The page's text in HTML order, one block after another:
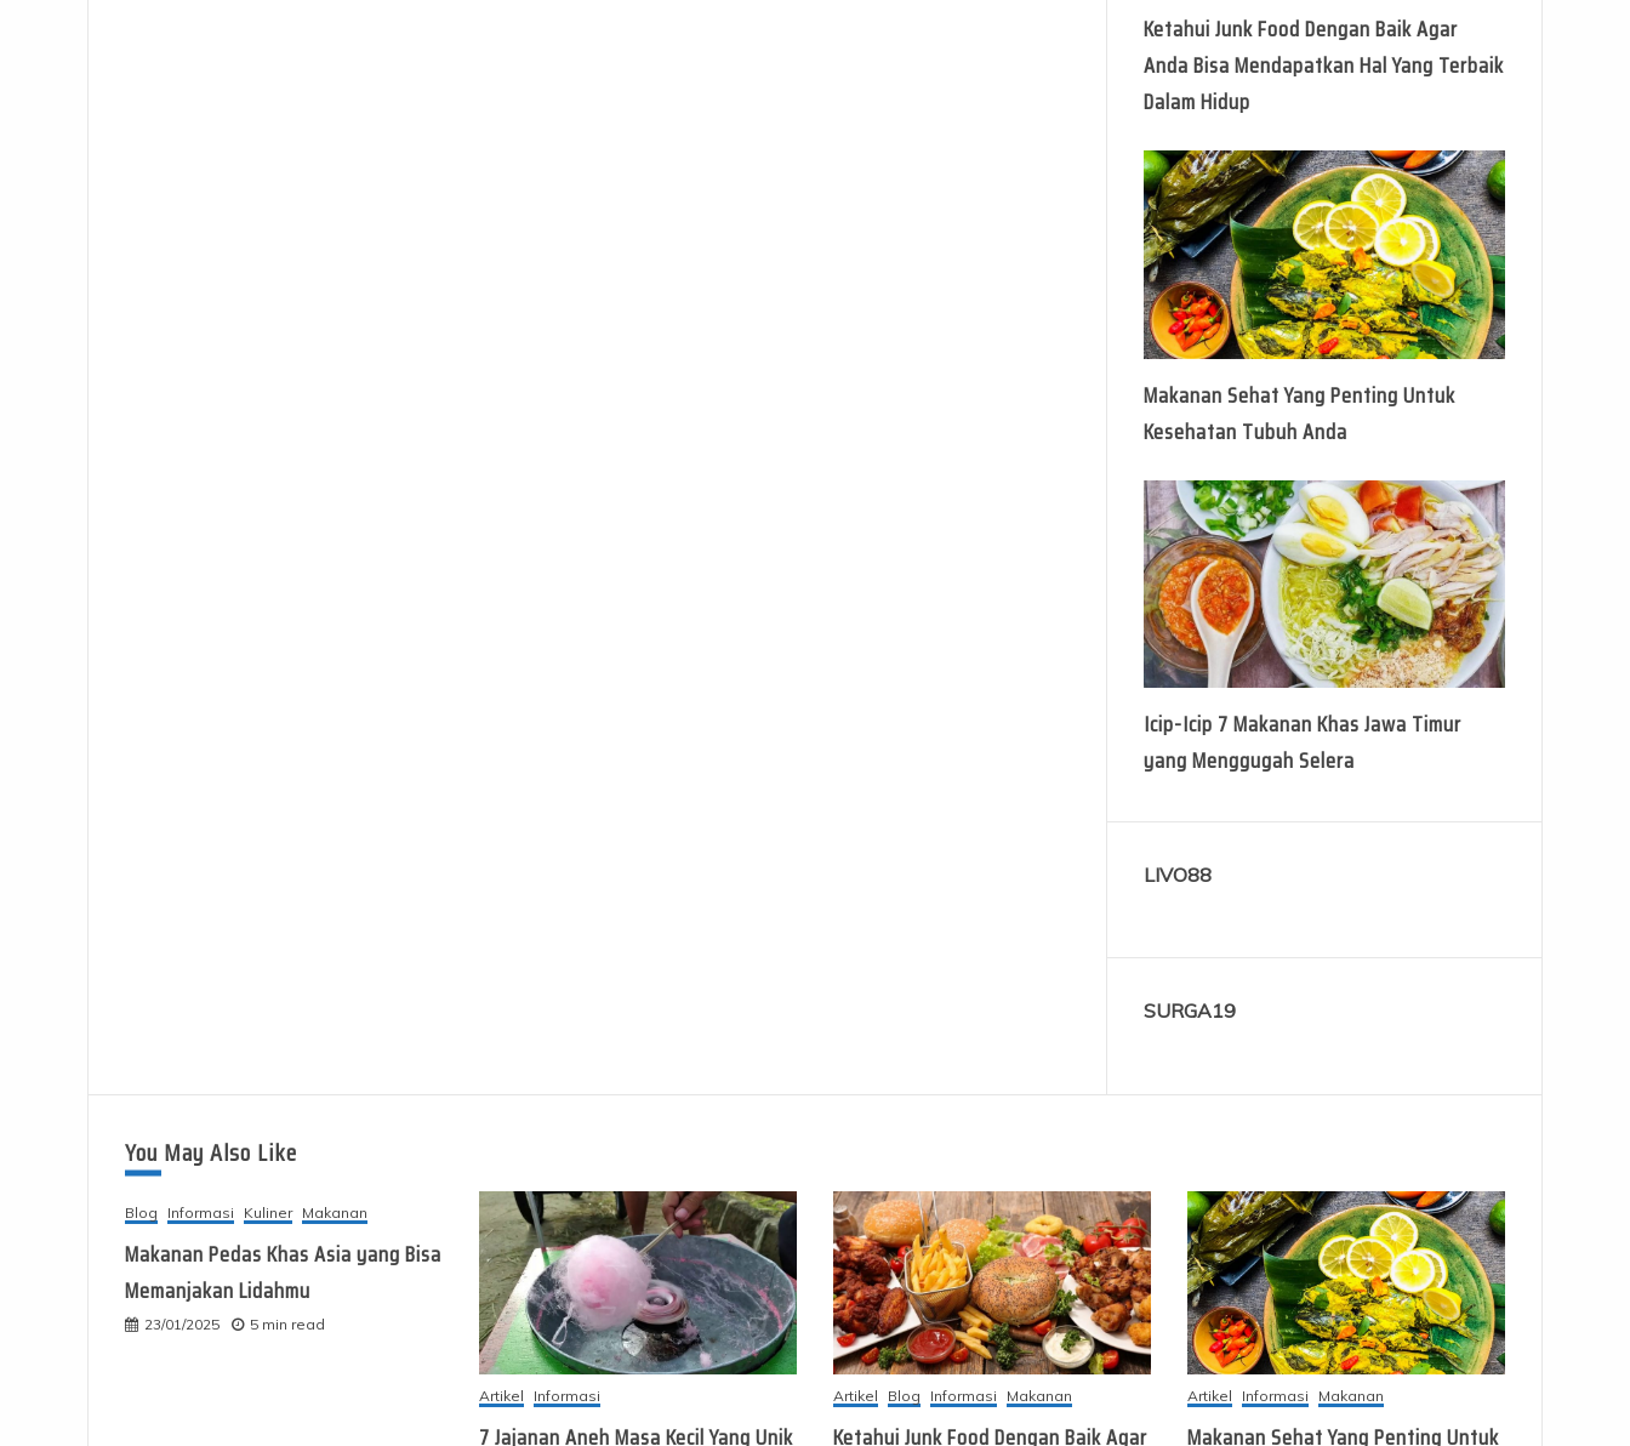
Ketahui Junk Food Dengan Baik Agar
Anda Bisa Mendapatkan Hal Yang Terbaik
Dalam Hidup
Makanan Sehat Yang Penting Untuk
Kesehatan Tubuh Anda
Icip-Icip 7 Makanan Khas Jawa Timur
yang Menggugah Selera
LIVO88
SURGA19
You May Also Like
Blog Informasi Kuliner Makanan
Makanan Pedas Khas Asia yang Bisa
Memanjakan Lidahmu
23/01/2025 5 min read
Artikel Informasi
7 Jajanan Aneh Masa Kecil Yang Unik
Artikel Blog Informasi Makanan
Ketahui Junk Food Dengan Baik Agar
Artikel Informasi Makanan
Makanan Sehat Yang Penting Untuk